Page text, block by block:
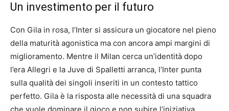
Un investimento per il futuro
Con Gila in rosa, l’Inter si assicura un giocatore nel pieno
della maturità agonistica ma con ancora ampi margini di
miglioramento. Mentre il Milan cerca un’identità dopo
l’era Allegri e la Juve di Spalletti arranca, l’Inter punta
sulla qualità dei singoli inseriti in un contesto tattico
perfetto. Gila è la risposta alle necessità di una squadra